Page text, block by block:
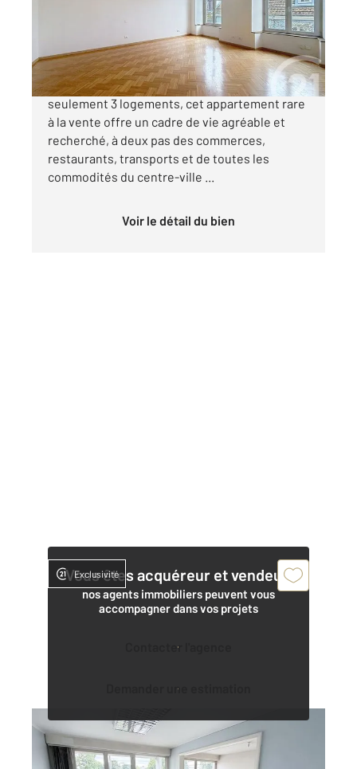
Appartement F3 à vendre
63 000 €
Situé au 2 étage d'une petite copropriété de
seulement 3 logements, cet appartement rare
à la vente offre un cadre de vie agréable et
recherché, à deux pas des commerces,
restaurants, transports et de toutes les
commodités du centre-ville ...
Voir le détail du bien
Vous êtes acquéreur et vendeur,
nos agents immobiliers peuvent vous
accompagner dans vos projets
Contacter l'agence
Demander une estimation
Exclusivité
MONTBELIARD 25
71,07 m , 4 pièces
Ref : 33904